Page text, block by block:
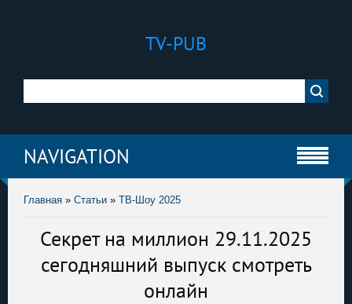
TV-PUB
NAVIGATION
Главная » Статьи » ТВ-Шоу 2025
Секрет на миллион 29.11.2025
сегодняшний выпуск смотреть
онлайн